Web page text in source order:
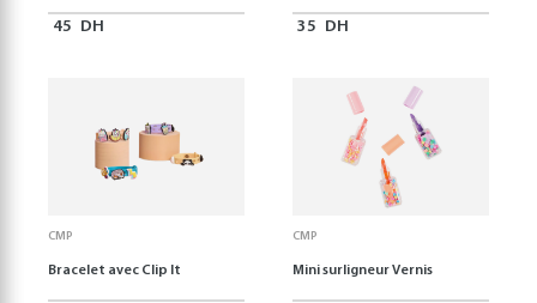
45 DH 35 DH
CMP
Bracelet avec Clip It
CMP
Mini surligneur Vernis